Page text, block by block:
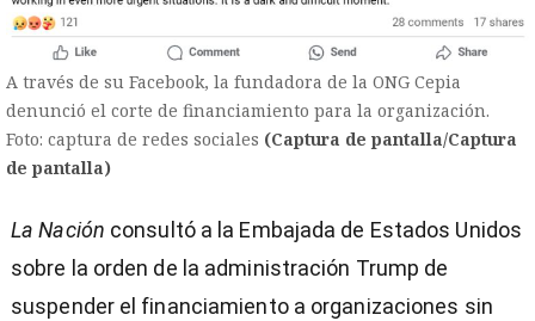
A través de su Facebook, la fundadora de la ONG Cepia
denunció el corte de financiamiento para la organización.
Foto: captura de redes sociales (Captura de pantalla/Captura
de pantalla)
La Nación consultó a la Embajada de Estados Unidos
sobre la orden de la administración Trump de
suspender el financiamiento a organizaciones sin